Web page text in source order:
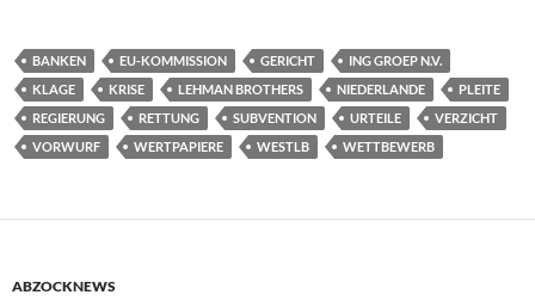
BANKEN EU-KOMMISSION GERICHT
ING GROEP N.V.
KLAGE
KRISE LEHMAN BROTHERS NIEDERLANDE
PLEITE
REGIERUNG
RETTUNG SUBVENTION URTEILE
VERZICHT
VORWURF
WERTPAPIERE WESTLB WETTBEWERB
ABZOCKNEWS